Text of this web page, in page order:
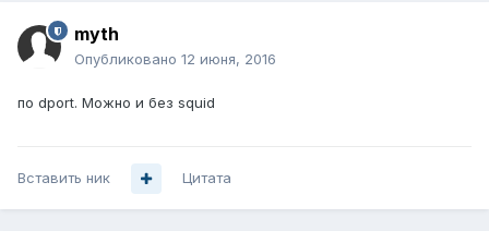
myth
Опубликовано 12 июня, 2016
по dport. Можно и без squid
Вставить ник Цитата